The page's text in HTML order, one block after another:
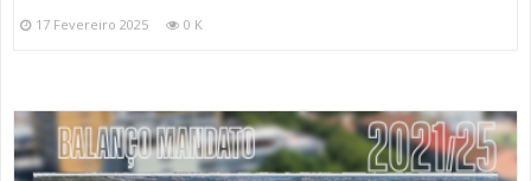
17 Fevereiro 2025 0 K